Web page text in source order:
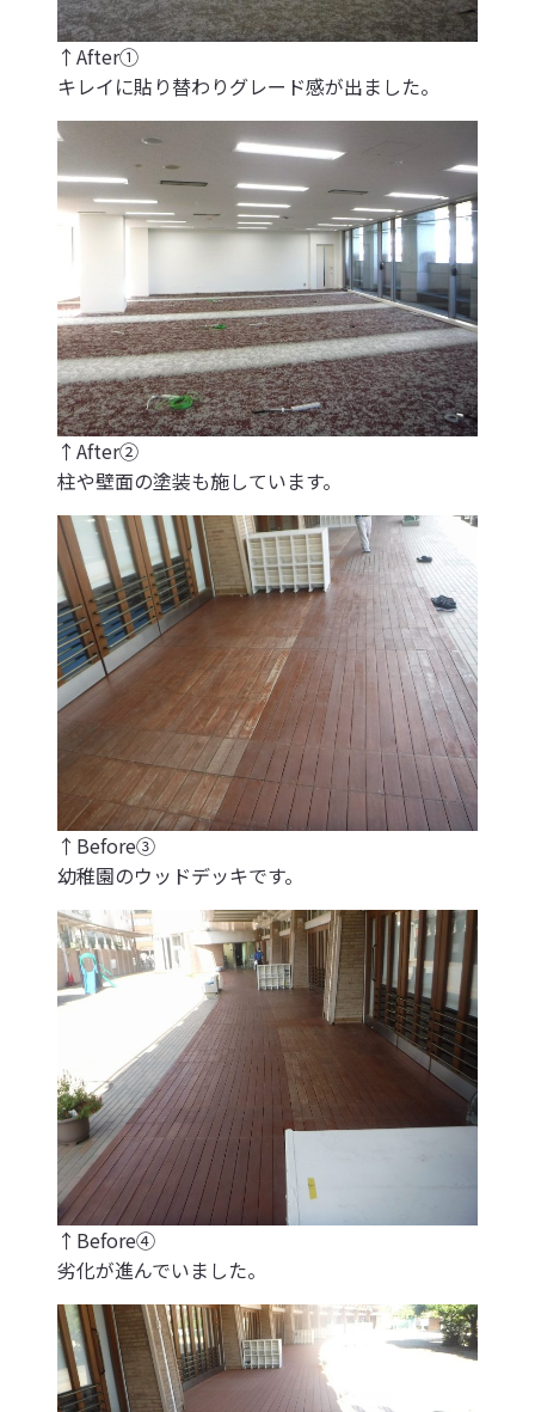
↑After①
キレイに貼り替わりグレード感が出ました。
↑After②
柱や壁面の塗装も施しています。
↑Before③
幼稚園のウッドデッキです。
↑Before④
劣化が進んでいました。